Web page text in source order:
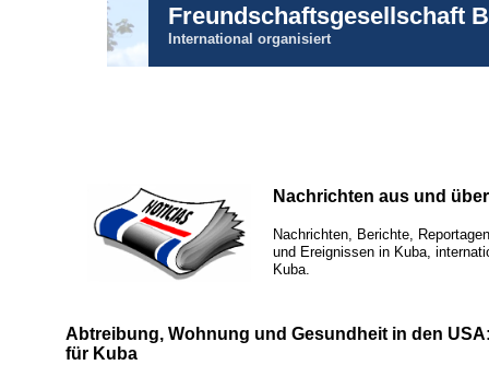
Freundschaftsgesellschaft
International organisiert
Nachrichten aus und
Nachrichten, Berichte,
und Ereignissen in Kuba,
Kuba.
Abtreibung, Wohnung und Gesundheit in den
für Kuba